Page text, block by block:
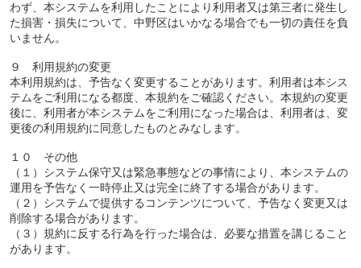
わず、本システムを利用したことにより利用者又は第三者に発生し
た損害・損失について、中野区はいかなる場合でも一切の責任を負
いません。
９ 利用規約の変更
本利用規約は、予告なく変更することがあります。利用者は本シス
テムをご利用になる都度、本規約をご確認ください。本規約の変更
後に、利用者が本システムをご利用になった場合は、利用者は、変
更後の利用規約に同意したものとみなします。
１０ その他
（１）システム保守又は緊急事態などの事情により、本システムの
運用を予告なく一時停止又は完全に終了する場合があります。
（２）システムで提供するコンテンツについて、予告なく変更又は
削除する場合があります。
（３）規約に反する行為を行った場合は、必要な措置を講じること
があります。